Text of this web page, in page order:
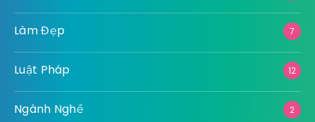
Làm Đẹp 7
Luật Pháp 12
Ngành Nghề 2